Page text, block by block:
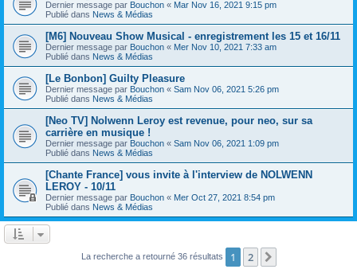
Dernier message par Bouchon « Mar Nov 16, 2021 9:15 pm
Publié dans News & Médias
[M6] Nouveau Show Musical - enregistrement les 15 et 16/11
Dernier message par Bouchon « Mer Nov 10, 2021 7:33 am
Publié dans News & Médias
[Le Bonbon] Guilty Pleasure
Dernier message par Bouchon « Sam Nov 06, 2021 5:26 pm
Publié dans News & Médias
[Neo TV] Nolwenn Leroy est revenue, pour neo, sur sa
carrière en musique !
Dernier message par Bouchon « Sam Nov 06, 2021 1:09 pm
Publié dans News & Médias
[Chante France] vous invite à l'interview de NOLWENN
LEROY - 10/11
Dernier message par Bouchon « Mer Oct 27, 2021 8:54 pm
Publié dans News & Médias
La recherche a retourné 36 résultats 1 2